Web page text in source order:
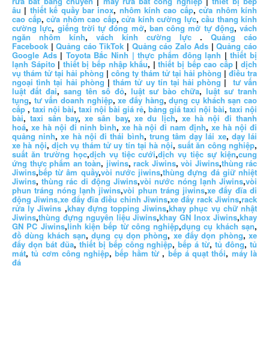
âu | thiết kế quầy bar inox, nhôm kính cao cấp,cửa nhôm kính
cao cấp, cửa nhôm cao cấp, cửa kính cường lực, cầu thang kính
cường lực, giếng trời tự đóng mở, ban công mở tự động, vách
ngăn nhôm kính, vách kính cường lực . Quảng cáo
Facebook |Quảng cáo TikTok | Quảng cáo Zalo Ads |Quảng cáo
Google Ads| Toyota Bắc Ninh | thực phẩm đông lạnh |thiết bị
lạnh Sápito | thiết bị bếp nhập khẩu, |thiết bị bếp cao cấp|dịch
vụ thám tử tại hải phòng | công ty thám tử tại hải phòng | điều tra
ngoại tình tại hải phòng |thám tử uy tín tại hải phòng | tư vấn
luật đất đai, sang tên sổ đỏ, luật sư bào chữa, luật sư tranh
tụng, tư vấn doanh nghiệp,xe đẩy hàng,dụng cụ khách sạn cao
cấp , taxi nội bài, taxi nội bài giá rẻ, bảng giá taxi nội bài, taxi nội
bài,taxi sân bay,xe sân bay,xe du lịch, xe hà nội đi thanh
hoá, xe hà nội đi ninh bình, xe hà nội đi nam định,xe hà nội đi
quảng ninh,xe hà nội đi thái bình, trung tâm dạy lái xe, dạy lái
xe hà nội,dịch vụ thám tử uy tín tại hà nội,suất ăn công nghiệp,
suất ăn trường học,dịch vụ tiệc cưới,dịch vụ tiệc sự kiện,cung
ứng thực phẩm an toàn, jiwins, rack Jiwins, vòi Jiwins,thùng rác
Jiwins,bếp từ âm quầy,vòi nước jiwins,thùng đựng đá giữ nhiệt
Jiwins,thùng rác di động Jiwins,vòi nước nóng lạnh Jiwins,vòi
phun tráng nóng lạnh jiwins,vòi phun tráng jiwins,xe đẩy đĩa di
động Jiwins,xe đẩy đĩa điều chỉnh Jiwins,xe đẩy rack Jiwins,rack
rửa ly Jiwins ,khay đựng topping Jiwins,khay phục vụ chữ nhật
Jiwins,thùng đựng nguyên liệu Jiwins,khay GN Inox Jiwins,khay
GN PC Jiwins,linh kiện bếp từ công nghiệp,dụng cụ khách sạn,
đồ dùng khách sạn,dụng cụ dọn phòng, xe đẩy dọn phòng,xe
đẩy dọn bát đũa, thiết bị bếp công nghiệp,bếp á từ,tủ đông,tủ
mát,tủ cơm công nghiệp,bếp hầm từ , bếp á quạt thổi, máy là
đá